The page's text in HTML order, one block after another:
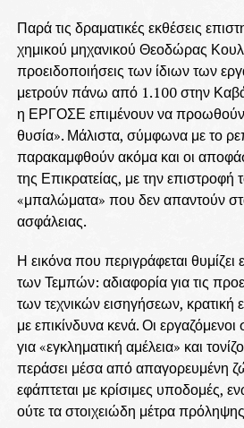
Παρά τις δραματικές εκθέσεις
χημικού μηχανικού Θεοδώρας
προειδοποιήσεις των ίδιων των
μετρούν πάνω από 1.100 στην
η ΕΡΓΟΣΕ επιμένουν να
θυσία». Μάλιστα, σύμφωνα με το
παρακαμφθούν ακόμα και οι
της Επικρατείας, με την επιστροφή
«μπαλώματα» που δεν απαντούν
ασφάλειας.
Η εικόνα που περιγράφεται θυμίζει
των Τεμπών: αδιαφορία για τις
των τεχνικών εισηγήσεων, κρατική
με επικίνδυνα κενά. Οι
για «εγκληματική αμέλεια» και
περάσει μέσα από απαγορευμένη
εφάπτεται με κρίσιμες υποδομές,
ούτε τα στοιχειώδη μέτρα